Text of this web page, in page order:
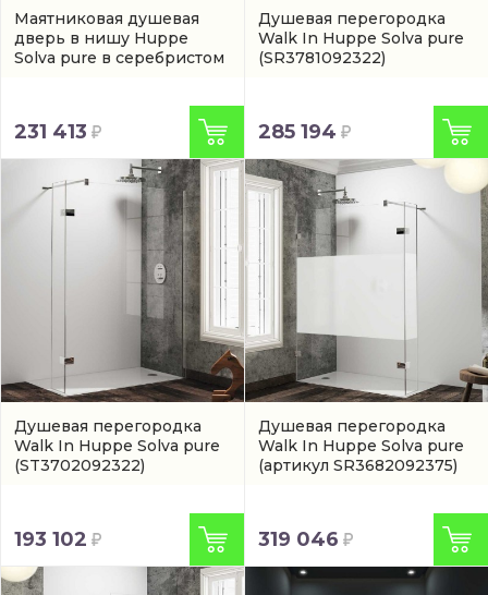
Маятниковая душевая
дверь в нишу Huppe
Solva pure в серебристом
231 413
Душевая перегородка
Walk In Huppe Solva pure
(SR3781092322)
285 194
Душевая перегородка
Walk In Huppe Solva pure
(ST3702092322)
193 102
Душевая перегородка
Walk In Huppe Solva pure
(артикул SR3682092375)
319 046